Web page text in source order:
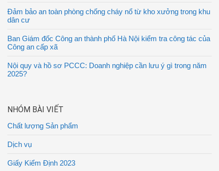
Đảm bảo an toàn phòng chống cháy nổ từ kho xưởng trong khu
dân cư
Ban Giám đốc Công an thành phố Hà Nội kiểm tra công tác của
Công an cấp xã
Nội quy và hồ sơ PCCC: Doanh nghiệp cần lưu ý gì trong năm
2025?
NHÓM BÀI VIẾT
Chất lượng Sản phẩm
Dịch vụ
Giấy Kiểm Định 2023